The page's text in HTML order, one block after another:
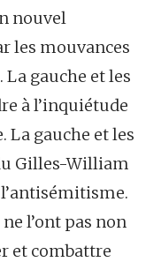
nouvel
les mouvances
gauche et les
à l’inquiétude
La gauche et les
Gilles-William
l’ont pas non
et combattre